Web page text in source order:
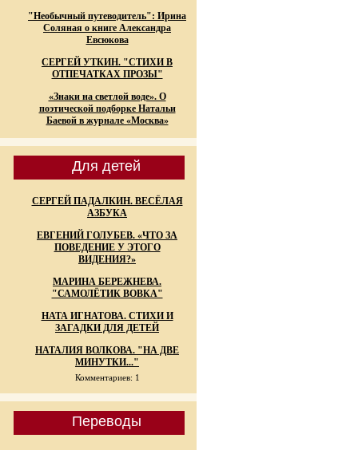
"Необычный путеводитель": Ирина
Соляная о книге Александра
Евсюкова
СЕРГЕЙ УТКИН. "СТИХИ В
ОТПЕЧАТКАХ ПРОЗЫ"
«Знаки на светлой воде». О
поэтической подборке Натальи
Баевой в журнале «Москва»
Для детей
СЕРГЕЙ ПАДАЛКИН. ВЕСЁЛАЯ
АЗБУКА
ЕВГЕНИЙ ГОЛУБЕВ. «ЧТО ЗА
ПОВЕДЕНИЕ У ЭТОГО
ВИДЕНИЯ?»
МАРИНА БЕРЕЖНЕВА.
"САМОЛЁТИК ВОВКА"
НАТА ИГНАТОВА. СТИХИ И
ЗАГАДКИ ДЛЯ ДЕТЕЙ
НАТАЛИЯ ВОЛКОВА. "НА ДВЕ
МИНУТКИ..."
Комментариев: 1
Переводы